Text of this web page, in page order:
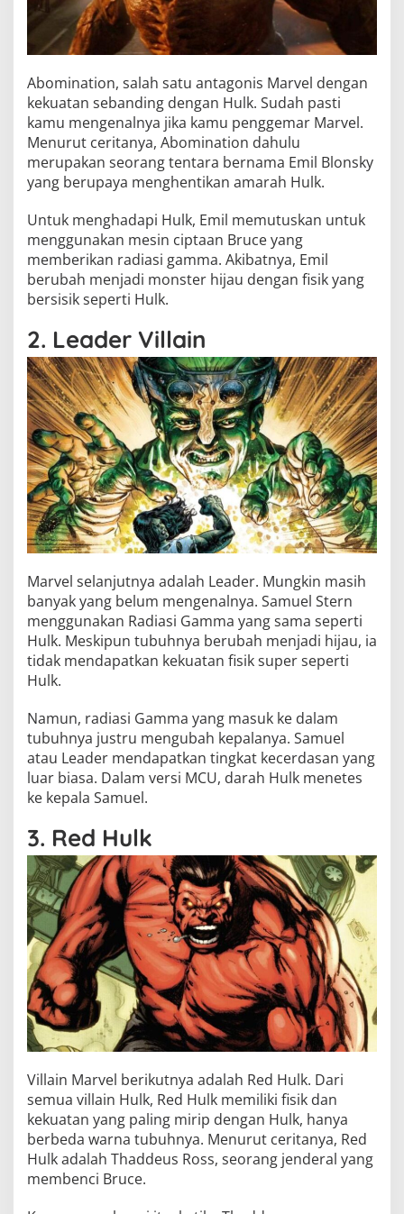
Abomination, salah satu antagonis Marvel dengan
kekuatan sebanding dengan Hulk. Sudah pasti
kamu mengenalnya jika kamu penggemar Marvel.
Menurut ceritanya, Abomination dahulu
merupakan seorang tentara bernama Emil Blonsky
yang berupaya menghentikan amarah Hulk.
Untuk menghadapi Hulk, Emil memutuskan untuk
menggunakan mesin ciptaan Bruce yang
memberikan radiasi gamma. Akibatnya, Emil
berubah menjadi monster hijau dengan fisik yang
bersisik seperti Hulk.
2. Leader Villain
Marvel selanjutnya adalah Leader. Mungkin masih
banyak yang belum mengenalnya. Samuel Stern
menggunakan Radiasi Gamma yang sama seperti
Hulk. Meskipun tubuhnya berubah menjadi hijau, ia
tidak mendapatkan kekuatan fisik super seperti
Hulk.
Namun, radiasi Gamma yang masuk ke dalam
tubuhnya justru mengubah kepalanya. Samuel
atau Leader mendapatkan tingkat kecerdasan yang
luar biasa. Dalam versi MCU, darah Hulk menetes
ke kepala Samuel.
3. Red Hulk
Villain Marvel berikutnya adalah Red Hulk. Dari
semua villain Hulk, Red Hulk memiliki fisik dan
kekuatan yang paling mirip dengan Hulk, hanya
berbeda warna tubuhnya. Menurut ceritanya, Red
Hulk adalah Thaddeus Ross, seorang jenderal yang
membenci Bruce.